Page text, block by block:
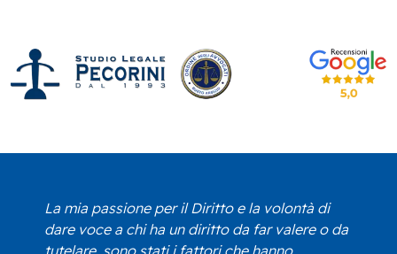
La mia passione per il Diritto e la volontà di
dare voce a chi ha un diritto da far valere o da